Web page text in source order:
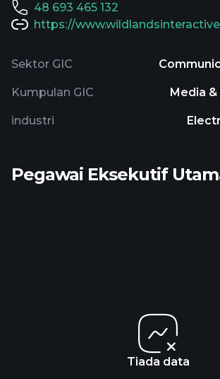
48 693 465 132
https://
Sektor GIC
Kumpulan GIC Media
industri
Pegawai Eksekutif
Tiada data